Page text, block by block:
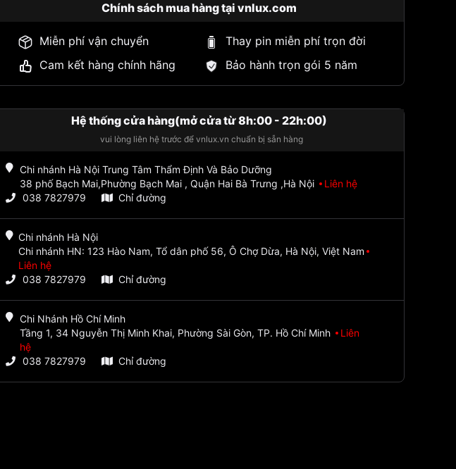
Chính sách mua hàng tại vnlux.com
Miễn phí vận chuyển
Thay pin miễn phí trọn đời
Cam kết hàng chính hãng
Bảo hành trọn gói 5 năm
Hệ thống cửa hàng(mở cửa từ 8h:00 - 22h:00)
vui lòng liên hệ trước để vnlux.vn chuẩn bị sẵn hàng
Chi nhánh Hà Nội Trung Tâm Thẩm Định Và Bảo Dưỡng
38 phố Bạch Mai,Phường Bạch Mai , Quận Hai Bà Trưng ,Hà Nội
Liên hệ
038 7827979
Chỉ đường
Chi nhánh Hà Nội
Chi nhánh HN: 123 Hào Nam, Tổ dân phố 56, Ô Chợ Dừa, Hà Nội, Việt Nam
Liên hệ
038 7827979
Chỉ đường
Chi Nhánh Hồ Chí Minh
Tầng 1, 34 Nguyễn Thị Minh Khai, Phường Sài Gòn, TP. Hồ Chí Minh
Liên
hệ
038 7827979
Chỉ đường